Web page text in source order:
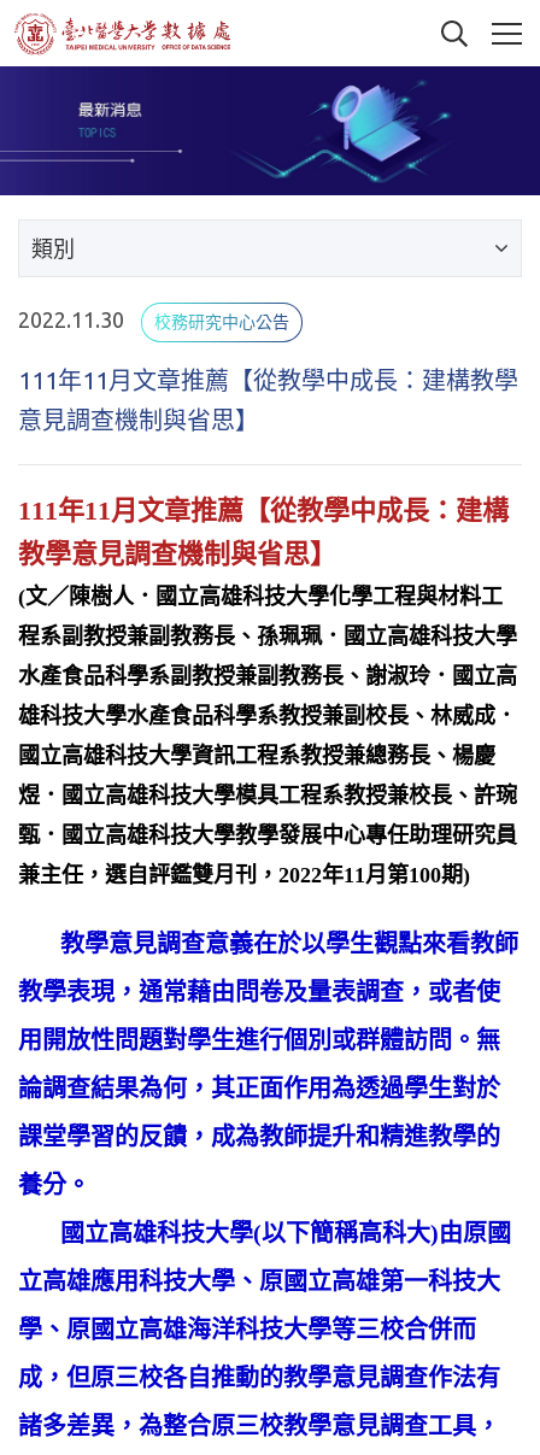
類別
2022.11.30 校務研究中心公告
111年11月文章推薦【從教學中成長：建構教學
意見調查機制與省思】
111年11月文章推薦【從教學中成長：建構
教學意見調查機制與省思】
(文／陳樹人．國立高雄科技大學化學工程與材料工
程系副教授兼副教務長、孫珮珮．國立高雄科技大學
水產食品科學系副教授兼副教務長、謝淑玲．國立高
雄科技大學水產食品科學系教授兼副校長、林威成．
國立高雄科技大學資訊工程系教授兼總務長、楊慶
煜．國立高雄科技大學模具工程系教授兼校長、許琬
甄．國立高雄科技大學教學發展中心專任助理研究員
兼主任，選自評鑑雙月刊，2022年11月第100期)
教學意見調查意義在於以學生觀點來看教師
教學表現，通常藉由問卷及量表調查，或者使
用開放性問題對學生進行個別或群體訪問。無
論調查結果為何，其正面作用為透過學生對於
課堂學習的反饋，成為教師提升和精進教學的
養分。
國立高雄科技大學(以下簡稱高科大)由原國
立高雄應用科技大學、原國立高雄第一科技大
學、原國立高雄海洋科技大學等三校合併而
成，但原三校各自推動的教學意見調查作法有
諸多差異，為整合原三校教學意見調查工具，